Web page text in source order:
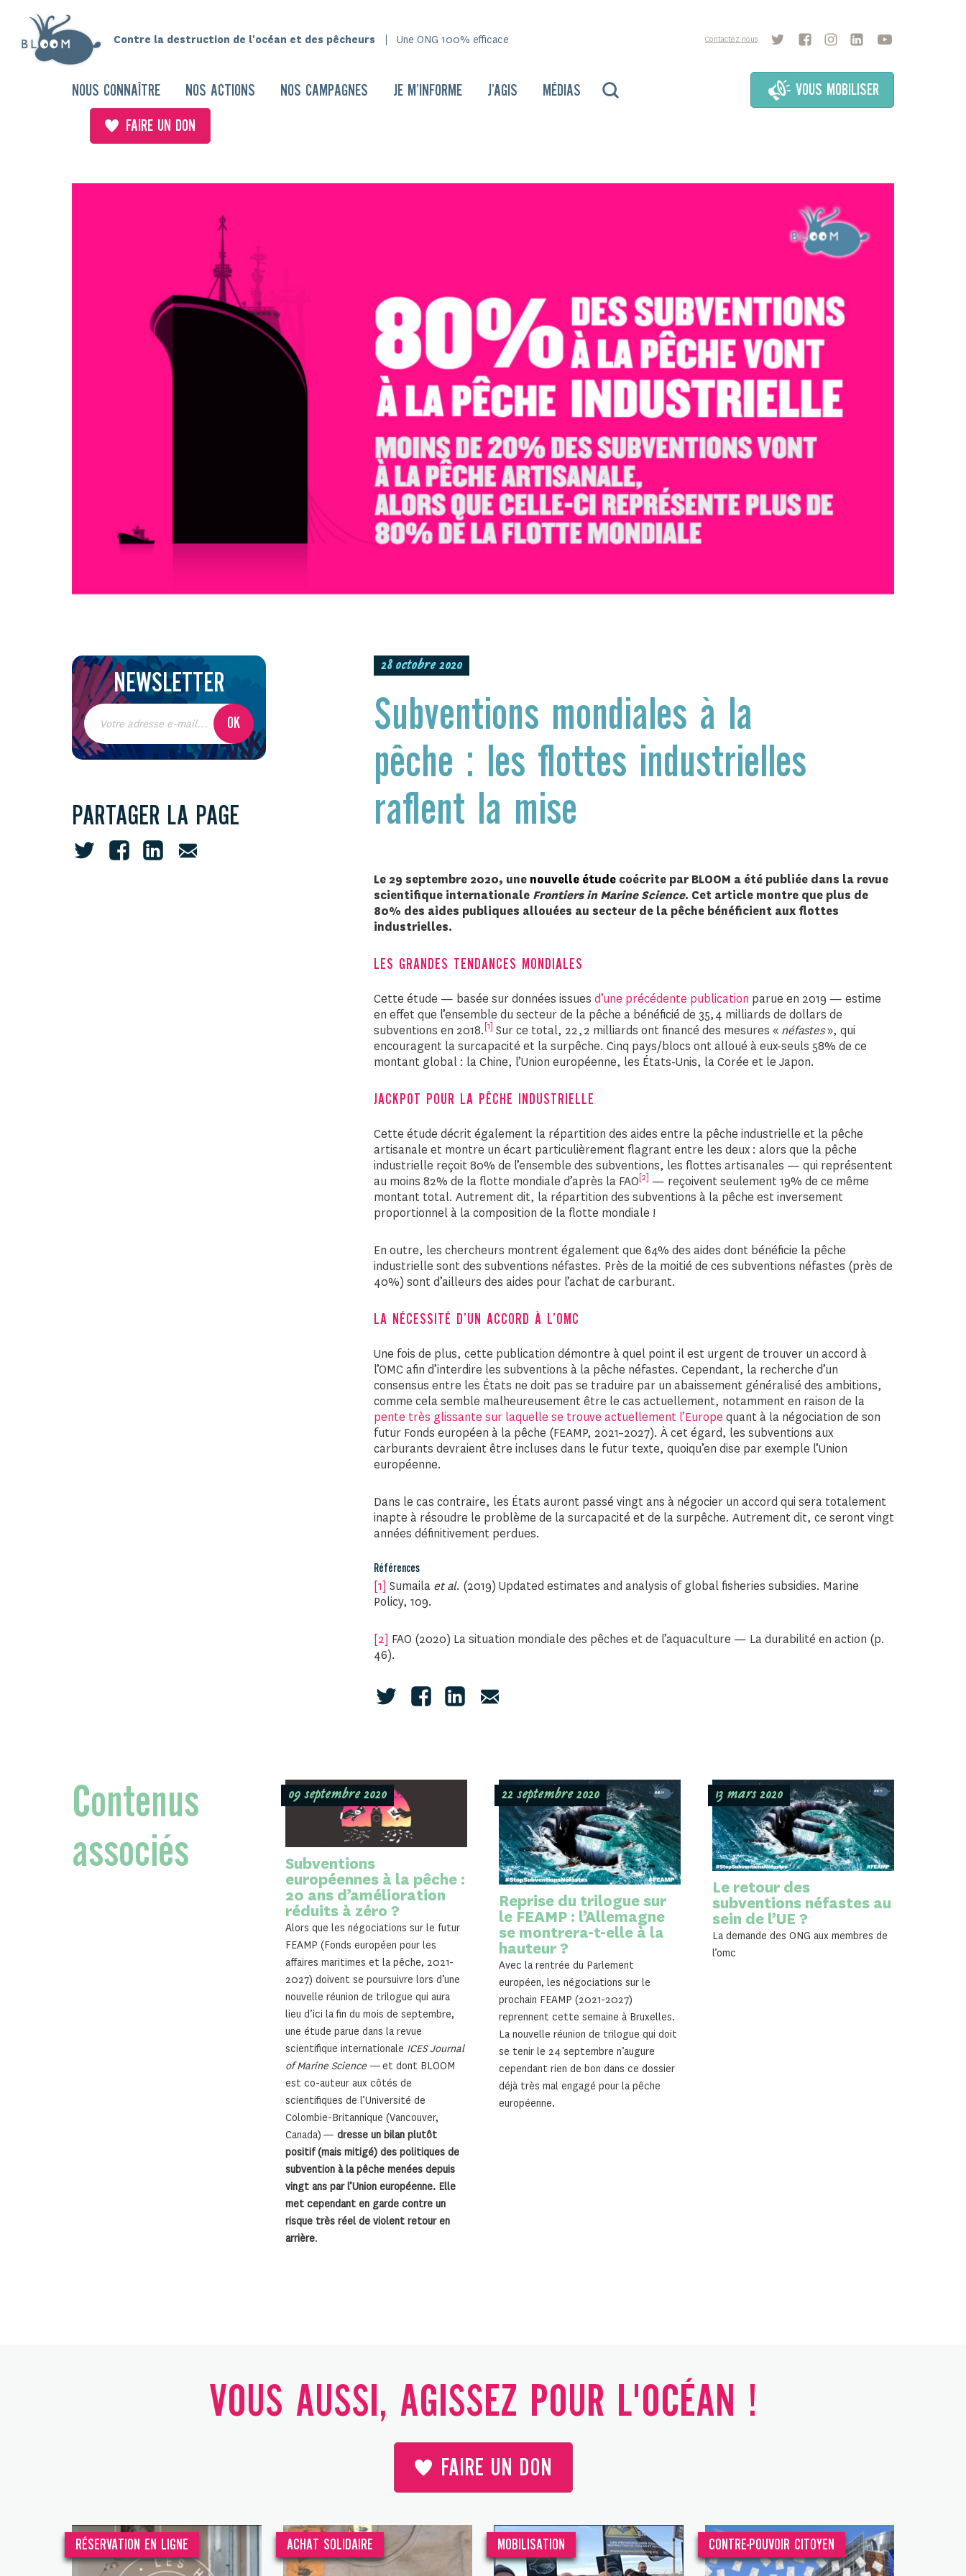
Contre la destruction de l'océan et des pêcheurs Une ONG 100% efficace Contactez nous
NOUS CONNAÎTRE NOS ACTIONS NOS CAMPAGNES JE M’INFORME J’AGIS MÉDIAS VOUS MOBILISER
FAIRE UN DON
NEWSLETTER
PARTAGER LA PAGE
28 octobre 2020
Subventions mondiales à la
pêche : les flottes industrielles
raflent la mise
Le 29 septembre 2020, une nouvelle étude coécrite par BLOOM a été publiée dans la revue
scientifique internationale Frontiers in Marine Science. Cet article montre que plus de
80% des aides publiques allouées au secteur de la pêche bénéficient aux flottes
industrielles.
LES GRANDES TENDANCES MONDIALES
Cette étude — basée sur données issues d’une précédente publication parue en 2019 — estime
en effet que l’ensemble du secteur de la pêche a bénéficié de 35,4 milliards de dollars de
subventions en 2018. [1] Sur ce total, 22,2 milliards ont financé des mesures « néfastes», qui
encouragent la surcapacité et la surpêche. Cinq pays/blocs ont alloué à eux-seuls 58% de ce
montant global : la Chine, l’Union européenne, les États-Unis, la Corée et le Japon.
JACKPOT POUR LA PÊCHE INDUSTRIELLE
Cette étude décrit également la répartition des aides entre la pêche industrielle et la pêche
artisanale et montre un écart particulièrement flagrant entre les deux : alors que la pêche
industrielle reçoit 80% de l’ensemble des subventions, les flottes artisanales — qui représentent
au moins 82% de la flotte mondiale d’après la FAO[2] — reçoivent seulement 19% de ce même
montant total. Autrement dit, la répartition des subventions à la pêche est inversement
proportionnel à la composition de la flotte mondiale !
En outre, les chercheurs montrent également que 64% des aides dont bénéficie la pêche
industrielle sont des subventions néfastes. Près de la moitié de ces subventions néfastes (près de
40%) sont d’ailleurs des aides pour l’achat de carburant.
LA NÉCESSITÉ D’UN ACCORD À L’OMC
Une fois de plus, cette publication démontre à quel point il est urgent de trouver un accord à
l’OMC afin d’interdire les subventions à la pêche néfastes. Cependant, la recherche d’un
consensus entre les États ne doit pas se traduire par un abaissement généralisé des ambitions,
comme cela semble malheureusement être le cas actuellement, notamment en raison de la
pente très glissante sur laquelle se trouve actuellement l’Europe quant à la négociation de son
futur Fonds européen à la pêche (FEAMP, 2021–2027). À cet égard, les subventions aux
carburants devraient être incluses dans le futur texte, quoiqu’en dise par exemple l’Union
européenne.
Dans le cas contraire, les États auront passé vingt ans à négocier un accord qui sera totalement
inapte à résoudre le problème de la surcapacité et de la surpêche. Autrement dit, ce seront vingt
années définitivement perdues.
Références
[1] Sumaila et al. (2019) Updated estimates and analysis of global fisheries subsidies. Marine
Policy, 109.
[2] FAO (2020) La situation mondiale des pêches et de l’aquaculture — La durabilité en action (p.
46).
Contenus
associés
09 septembre 2020
Subventions
européennes à la pêche :
20 ans d’amélioration
réduits à zéro ?
Alors que les négociations sur le futur
FEAMP (Fonds européen pour les
affaires maritimes et la pêche, 2021-
2027) doivent se poursuivre lors d’une
nouvelle réunion de trilogue qui aura
lieu d’ici la fin du mois de septembre,
une étude parue dans la revue
scientifique internationale ICES Journal
of Marine Science — et dont BLOOM
est co-auteur aux côtés de
scientifiques de l’Université de
Colombie-Britannique (Vancouver,
Canada) — dresse un bilan plutôt
positif (mais mitigé) des politiques de
subvention à la pêche menées depuis
vingt ans par l’Union européenne. Elle
met cependant en garde contre un
risque très réel de violent retour en
arrière.
22 septembre 2020
Reprise du trilogue sur
le FEAMP : l’Allemagne
se montrera-t-elle à la
hauteur ?
Avec la rentrée du Parlement
européen, les négociations sur le
prochain FEAMP (2021-2027)
reprennent cette semaine à Bruxelles.
La nouvelle réunion de trilogue qui doit
se tenir le 24 septembre n’augure
cependant rien de bon dans ce dossier
déjà très mal engagé pour la pêche
européenne.
13 mars 2020
Le retour des
subventions néfastes au
sein de l’UE ?
La demande des ONG aux membres de
l’omc
VOUS AUSSI, AGISSEZ POUR L'OCÉAN !
FAIRE UN DON
RÉSERVATION EN LIGNE ACHAT SOLIDAIRE MOBILISATION CONTRE-POUVOIR CITOYEN